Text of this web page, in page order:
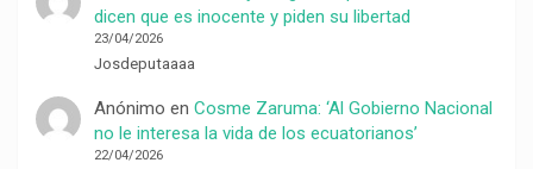
dicen que es inocente y piden su libertad
23/04/2026
Josdeputaaaa
Anónimo en Cosme Zaruma: ‘Al Gobierno Nacional
no le interesa la vida de los ecuatorianos’
22/04/2026